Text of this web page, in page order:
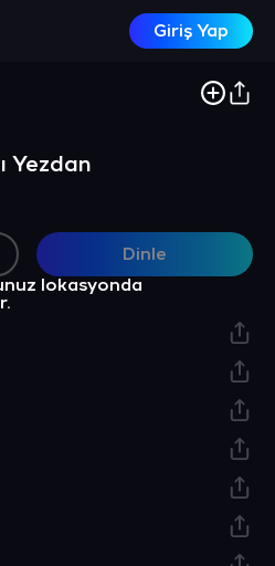
Giriş Yap
Yezdan
Dinle
lokasyonda